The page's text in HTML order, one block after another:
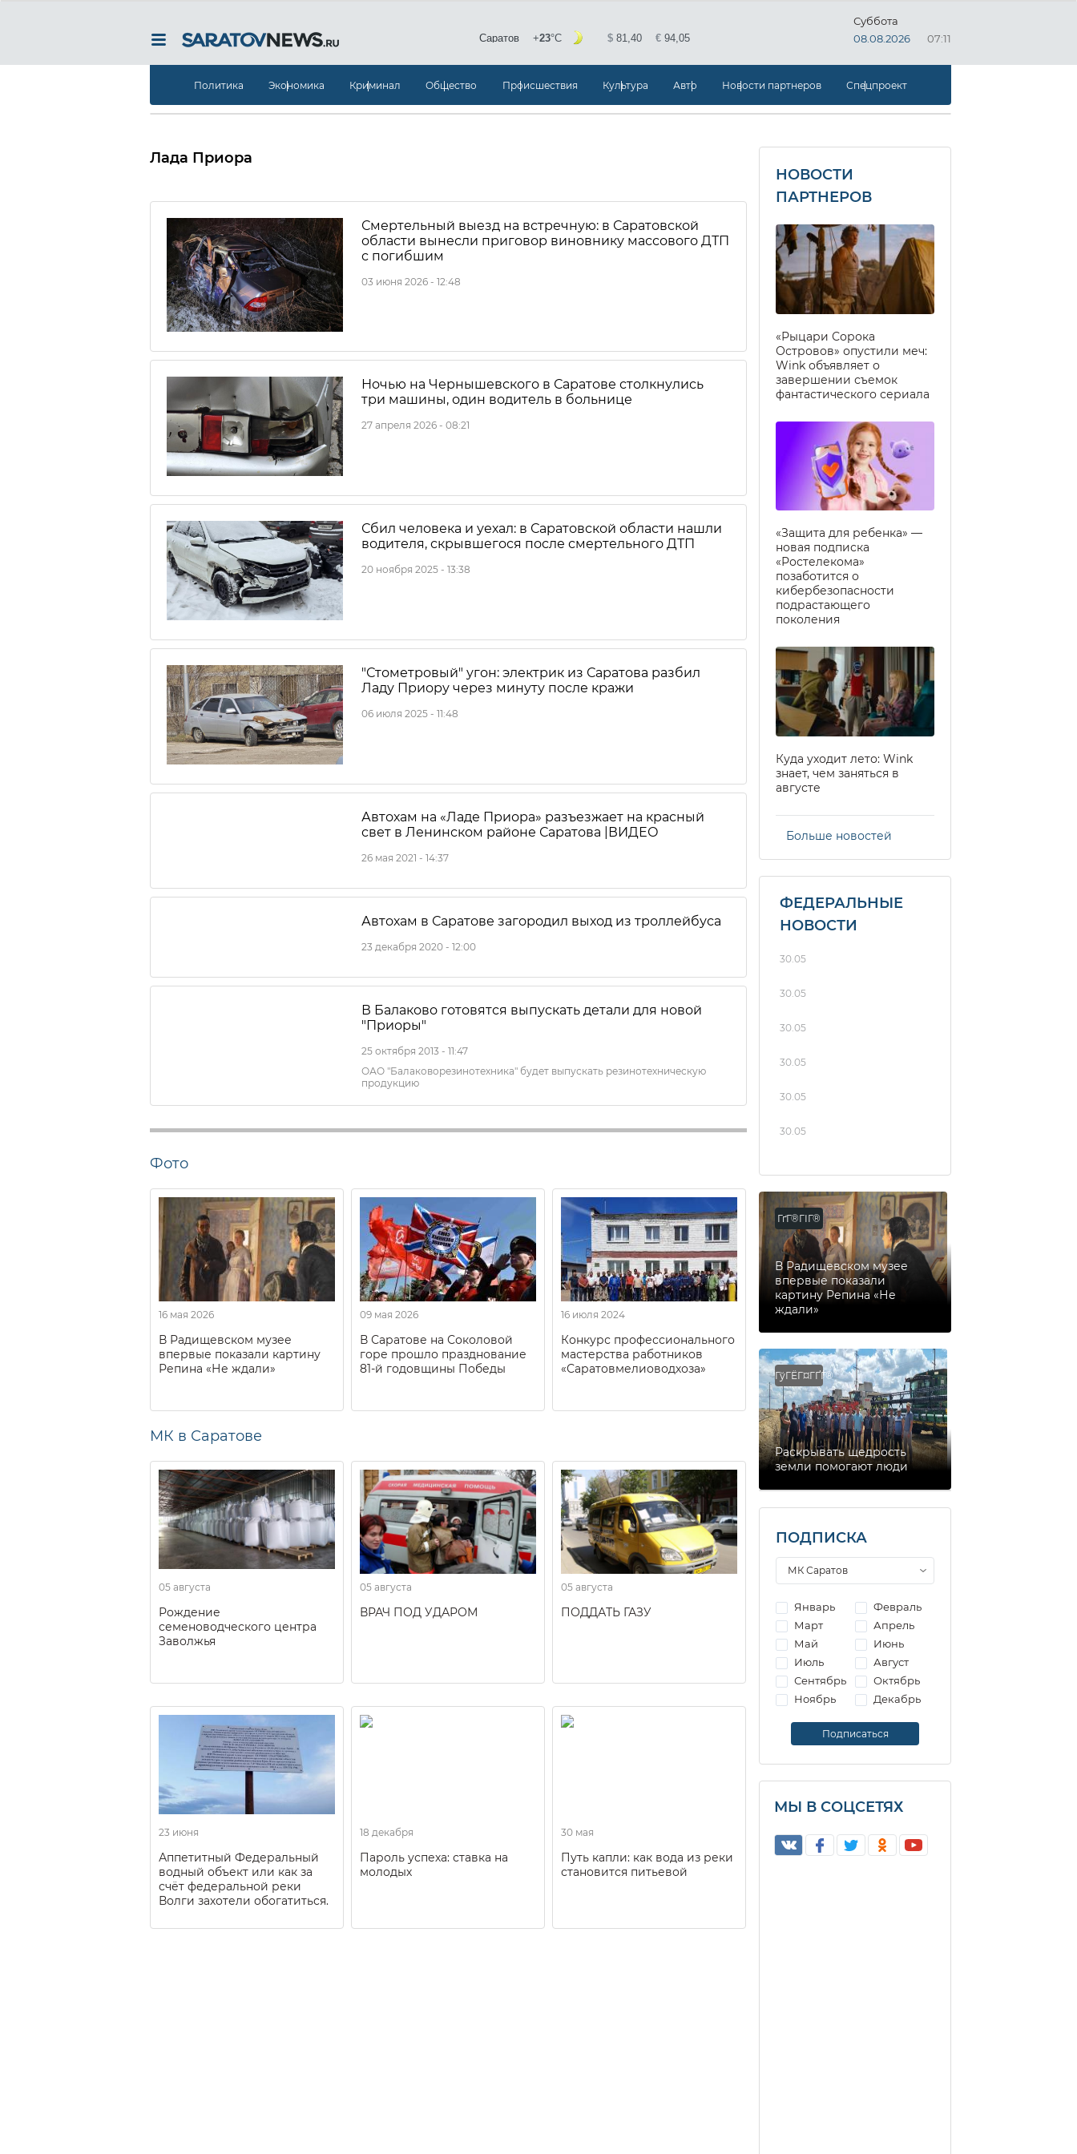
Суббота
08.08.2026
07:11
Политика Экономика Криминал Общество Происшествия Культура Авто Новости партнеров Спецпроект
Лада Приора
Смертельный выезд на встречную: в Саратовской
области вынесли приговор виновнику массового ДТП
с погибшим
03 июня 2026 - 12:48
Ночью на Чернышевского в Саратове столкнулись
три машины, один водитель в больнице
27 апреля 2026 - 08:21
Сбил человека и уехал: в Саратовской области нашли
водителя, скрывшегося после смертельного ДТП
20 ноября 2025 - 13:38
"Стометровый" угон: электрик из Саратова разбил
Ладу Приору через минуту после кражи
06 июля 2025 - 11:48
Автохам на «Ладе Приора» разъезжает на красный
свет в Ленинском районе Саратова |ВИДЕО
26 мая 2021 - 14:37
Автохам в Саратове загородил выход из троллейбуса
23 декабря 2020 - 12:00
В Балаково готовятся выпускать детали для новой
"Приоры"
25 октября 2013 - 11:47
ОАО "Балаковорезинотехника" будет выпускать резинотехническую
продукцию
Фото
16 мая 2026
В Радищевском музее
впервые показали картину
Репина «Не ждали»
09 мая 2026
В Саратове на Соколовой
горе прошло празднование
81-й годовщины Победы
16 июля 2024
Конкурс профессионального
мастерства работников
«Саратовмелиоводхоза»
МК в Саратове
05 августа
Рождение
семеноводческого центра
Заволжья
05 августа
ВРАЧ ПОД УДАРОМ
05 августа
ПОДДАТЬ ГАЗУ
23 июня
Аппетитный Федеральный
водный объект или как за
счёт федеральной реки
Волги захотели обогатиться.
18 декабря
Пароль успеха: ставка на
молодых
30 мая
Путь капли: как вода из реки
становится питьевой
НОВОСТИ
ПАРТНЕРОВ
«Рыцари Сорока
Островов» опустили меч:
Wink объявляет о
завершении съемок
фантастического сериала
«Защита для ребенка» —
новая подписка
«Ростелекома»
позаботится о
кибербезопасности
подрастающего
поколения
Куда уходит лето: Wink
знает, чем заняться в
августе
Больше новостей
ФЕДЕРАЛЬНЫЕ
НОВОСТИ
30.05
30.05
30.05
30.05
30.05
30.05
ГґГ®ГІГ®
В Радищевском музее
впервые показали
картину Репина «Не
ждали»
ГўГЁГ¤ГҐГ®
Раскрывать щедрость
земли помогают люди
ПОДПИСКА
Январь
Февраль
Март
Апрель
Май
Июнь
Июль
Август
Сентябрь
Октябрь
Ноябрь
Декабрь
МЫ В СОЦСЕТЯХ